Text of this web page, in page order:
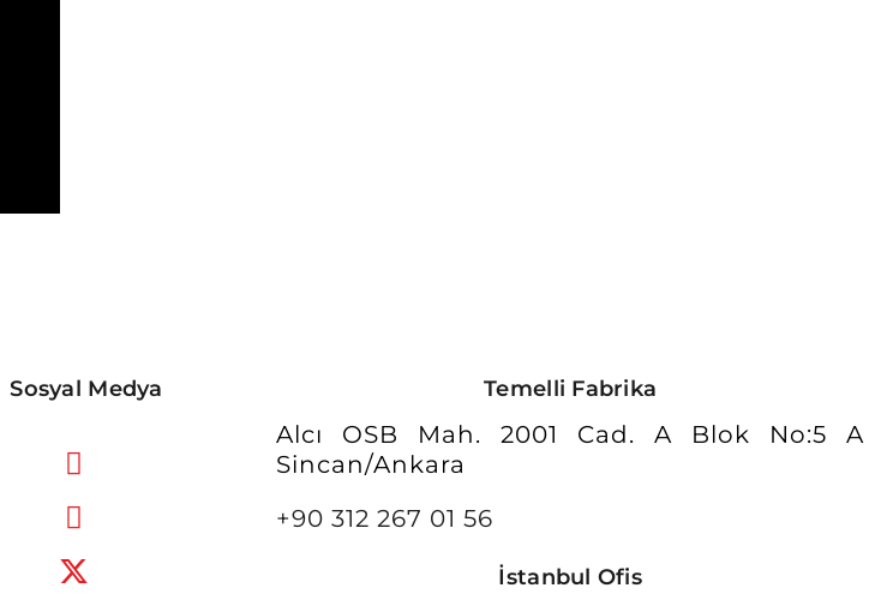
Sosyal Medya Temelli Fabrika
Alcı OSB Mah. 2001 Cad. A Blok No:5 A
Sincan/Ankara
+90 312 267 01 56
İstanbul Ofis